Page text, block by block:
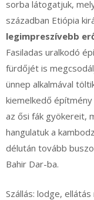
sorba látogatjuk,
században Etiópia
legimpreszívebb
Fasiladas uralkodó
fürdőjét is
ünnep alkalmával
kiemelkedő
az ősi fák gyökereit,
hangulatuk a
délután tovább
Bahir Dar-ba.
Szállás: lodge, ellátás